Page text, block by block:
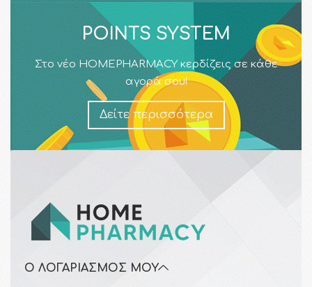
POINTS SYSTEM
Στο νέο HOMEPHARMACY κερδίζεις σε κάθε
αγορά σου!
Δείτε περισσότερα
Ο ΛΟΓΑΡΙΑΣΜΌΣ ΜΟΥ